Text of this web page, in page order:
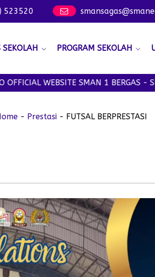
523520
PROGRAM SEKOLAH
WEBSITE SMAN 1 BERGAS -
- Prestasi- FUTSAL BERPRESTASI